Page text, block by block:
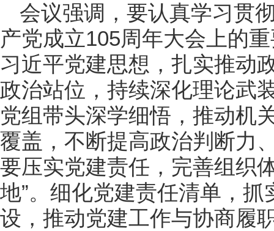
会议强调，要认真学习贯
产党成立105周年大会上的
习近平党建思想，扎实推动
政治站位，持续深化理论武
党组带头深学细悟，推动机
覆盖，不断提高政治判断力
要压实党建责任，完善组织
地”。细化党建责任清单，
设，推动党建工作与协商履